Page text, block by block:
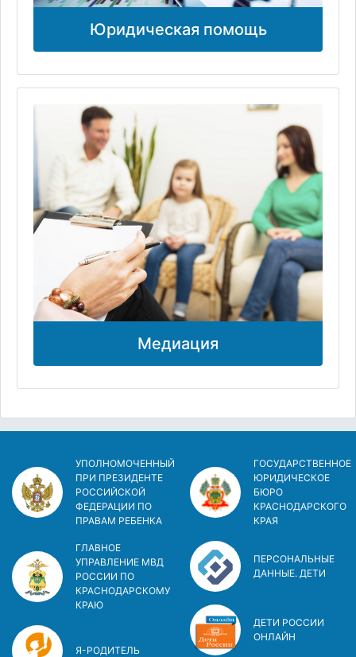
Юридическая помощь
Медиация
УПОЛНОМОЧЕННЫЙ
ПРИ ПРЕЗИДЕНТЕ
РОССИЙСКОЙ
ФЕДЕРАЦИИ ПО
ПРАВАМ РЕБЕНКА
ГЛАВНОЕ
УПРАВЛЕНИЕ МВД
РОССИИ ПО
КРАСНОДАРСКОМУ
КРАЮ
Я-РОДИТЕЛЬ
ГОСУДАРСТВЕННОЕ
ЮРИДИЧЕСКОЕ
БЮРО
КРАСНОДАРСКОГО
КРАЯ
ПЕРСОНАЛЬНЫЕ
ДАННЫЕ. ДЕТИ
ДЕТИ РОССИИ
ОНЛАЙН